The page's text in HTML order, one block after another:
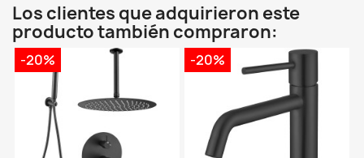
Los clientes que adquirieron este
producto también compraron:
-20% -20%